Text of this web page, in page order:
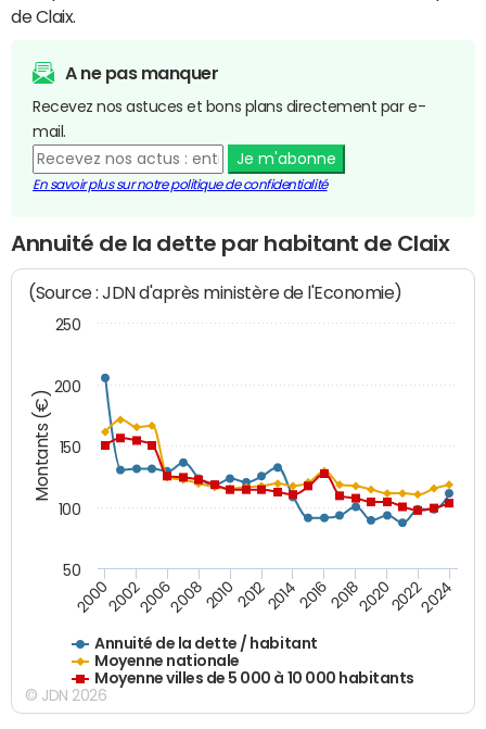
de Claix.
A ne pas manquer
Recevez nos astuces et bons plans directement par e-
mail.
Je m'abonne
En savoir plus sur notre politique de confidentialité
Annuité de la dette par habitant de Claix
Montants (€)
(Source : JDN d'après ministère de l'Economie)
Annuité de la dette / habitant
Moyenne nationale
Moyenne villes de 5 000 à 10 000 habitants
200020022006200820102012201420162018202020222024
50
100
150
200
250
© JDN 2026